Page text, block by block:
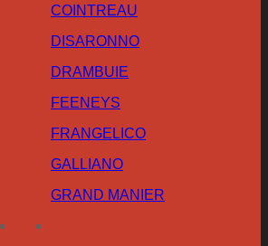
COINTREAU
DISARONNO
DRAMBUIE
FEENEYS
FRANGELICO
GALLIANO
GRAND MANIER